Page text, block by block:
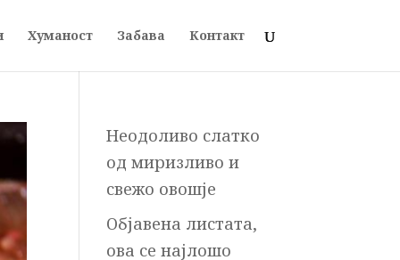
Хуманост Забава Контакт
Неодоливо слатко
од миризливо и
свежо овошје
Објавена листата,
ова се најлошо